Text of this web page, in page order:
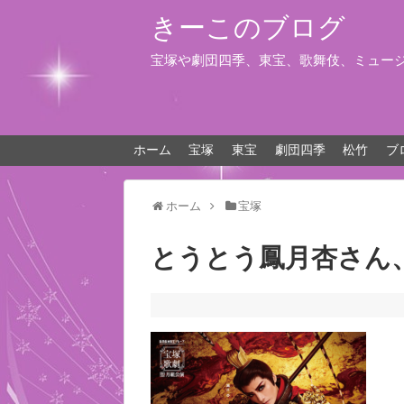
きーこのブログ
宝塚や劇団四季、東宝、歌舞伎、ミュー
ホーム 宝塚 東宝 劇団四季 松竹 ブ
ホーム 宝塚
とうとう鳳月杏さん